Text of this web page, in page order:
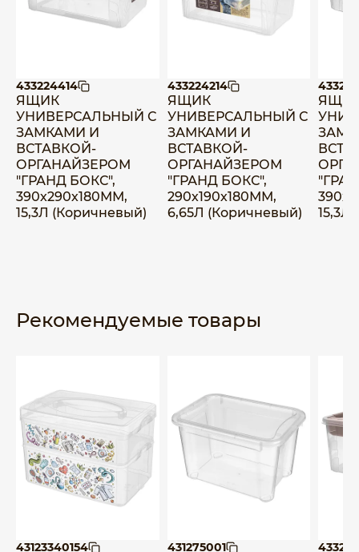
433224414
ЯЩИК
УНИВЕРСАЛЬНЫЙ С
ЗАМКАМИ И
ВСТАВКОЙ-
ОРГАНАЙЗЕРОМ
"ГРАНД БОКС",
390х290х180ММ,
15,3Л (Коричневый)
433224214
ЯЩИК
УНИВЕРСАЛЬНЫЙ С
ЗАМКАМИ И
ВСТАВКОЙ-
ОРГАНАЙЗЕРОМ
"ГРАНД БОКС",
290х190х180ММ,
6,65Л (Коричневый)
15,3Л
Рекомендуемые товары
43123340154 431275001